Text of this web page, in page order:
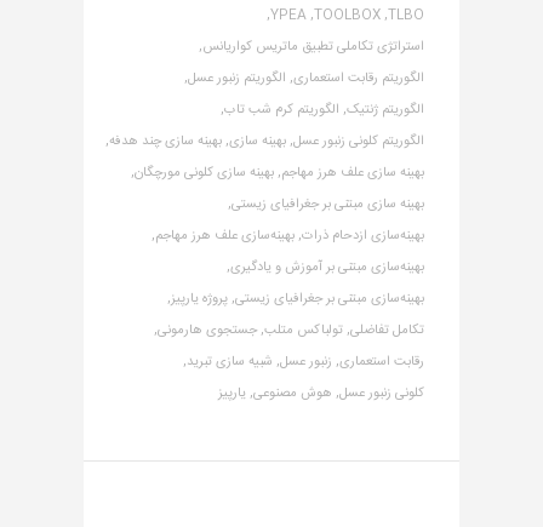
TLBO,
TOOLBOX,
YPEA,
استراتژی تکاملی تطبیق ماتریس کواریانس,
الگوریتم رقابت استعماری, الگوریتم زنبور عسل,
الگوریتم ژنتیک, الگوریتم کرم شب تاب,
الگوریتم کلونی زنبور عسل,بهینه سازی,بهینه سازی چند هدفه,
بهینه سازی علف هرز مهاجم,بهینه سازی کلونی مورچگان,
بهینه سازی مبتنی بر جغرافیای زیستی,
بهینه‌سازی ازدحام ذرات,بهینه‌سازی علف هرز مهاجم,
بهینه‌سازی مبتنی بر آموزش و یادگیری,
بهینه‌سازی مبتنی بر جغرافیای زیستی,پروژه یارپیز,
تکامل تفاضلی,تولباکس متلب,جستجوی هارمونی,
رقابت استعماری, زنبور عسل, شبیه سازی تبرید,
کلونی زنبور عسل, هوش مصنوعی, یارپیز